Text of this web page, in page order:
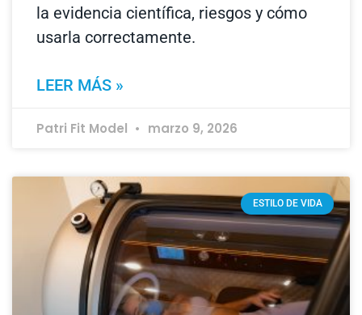
la evidencia científica, riesgos y cómo
usarla correctamente.
LEER MÁS »
Patri Fit Model marzo 9, 2026
ESTILO DE VIDA